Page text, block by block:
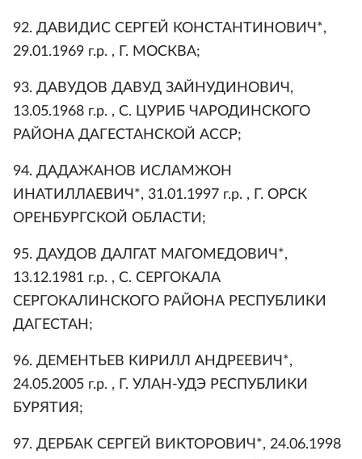
92. ДАВИДИС СЕРГЕЙ КОНСТАНТИНОВИЧ*,
29.01.1969 г.р. , Г. МОСКВА;
93. ДАВУДОВ ДАВУД ЗАЙНУДИНОВИЧ,
13.05.1968 г.р. , С. ЦУРИБ ЧАРОДИНСКОГО
РАЙОНА ДАГЕСТАНСКОЙ АССР;
94. ДАДАЖАНОВ ИСЛАМЖОН
ИНАТИЛЛАЕВИЧ*, 31.01.1997 г.р. , Г. ОРСК
ОРЕНБУРГСКОЙ ОБЛАСТИ;
95. ДАУДОВ ДАЛГАТ МАГОМЕДОВИЧ*,
13.12.1981 г.р. , С. СЕРГОКАЛА
СЕРГОКАЛИНСКОГО РАЙОНА РЕСПУБЛИКИ
ДАГЕСТАН;
96. ДЕМЕНТЬЕВ КИРИЛЛ АНДРЕЕВИЧ*,
24.05.2005 г.р. , Г. УЛАН-УДЭ РЕСПУБЛИКИ
БУРЯТИЯ;
97. ДЕРБАК СЕРГЕЙ ВИКТОРОВИЧ*, 24.06.1998